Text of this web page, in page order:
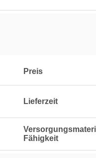
Preis
Lieferzeit
Fähigkeit